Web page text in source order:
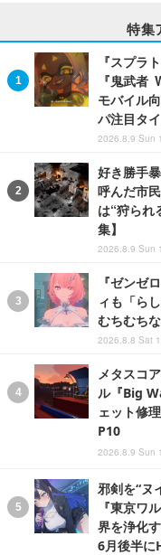
特集
『スプラ
『鬼武者
モバイル
パ注目タ
2026.8.9 Sun
好き勝手
呼んだ市
は“狩られ
集】
2026.8.9 Sun
『ゼンゼ
ィも「ら
むちむち
2026.8.8 Sat
メタスコ
ル『Big
ェット修
P10
2026.8.9 Sun
邪剣を“ヌ
『東京ワ
界を浄化
6月後半に